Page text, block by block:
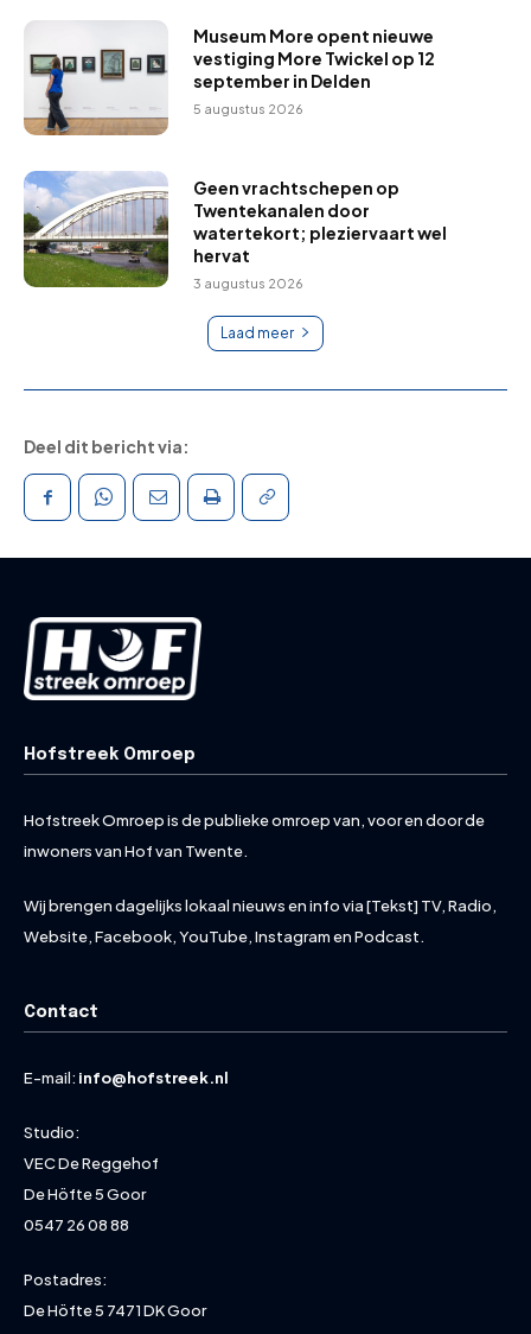
Museum More opent nieuwe
vestiging More Twickel op 12
september in Delden
5 augustus 2026
Geen vrachtschepen op
Twentekanalen door
watertekort; pleziervaart wel
hervat
3 augustus 2026
Laad meer
Deel dit bericht via:
Hofstreek Omroep
Hofstreek Omroep is de publieke omroep van, voor en door de
inwoners van Hof van Twente.
Wij brengen dagelijks lokaal nieuws en info via [Tekst] TV, Radio,
Website, Facebook, YouTube, Instagram en Podcast.
Contact
E-mail: info@hofstreek.nl
Studio:
VEC De Reggehof
De Höfte 5 Goor
0547 26 08 88
Postadres:
De Höfte 5 7471 DK Goor